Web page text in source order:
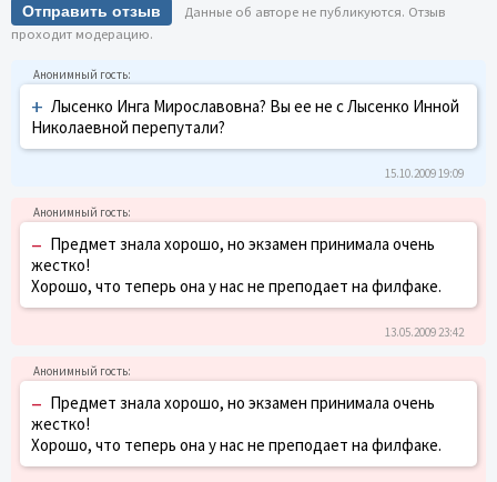
Отправить отзыв
Данные об авторе не публикуются. Отзыв
проходит модерацию.
+ Лысенко Инга Мирославовна? Вы ее не с Лысенко Инной
Николаевной перепутали?
15.10.2009 19:09
– Предмет знала хорошо, но экзамен принимала очень
жестко!
Хорошо, что теперь она у нас не преподает на филфаке.
13.05.2009 23:42
– Предмет знала хорошо, но экзамен принимала очень
жестко!
Хорошо, что теперь она у нас не преподает на филфаке.